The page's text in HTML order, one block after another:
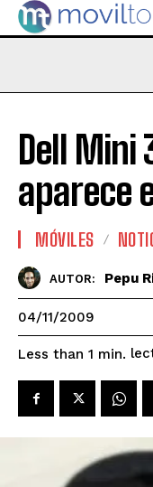
Dell Mini
aparece
MÓVILES
AUTOR: Pepu
04/11/2009
Less than 1 min.